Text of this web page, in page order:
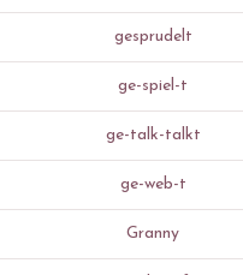
gesprudelt
ge-spiel-t
ge-talk-talkt
ge-web-t
Granny